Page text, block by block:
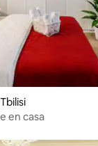
en casa